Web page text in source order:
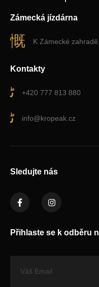
Zámecká jízdárna
K Zámecké
Kontakty
+420 777 813 880
info@kropeak.cz
Sledujte nás
Přihlaste se k odběru